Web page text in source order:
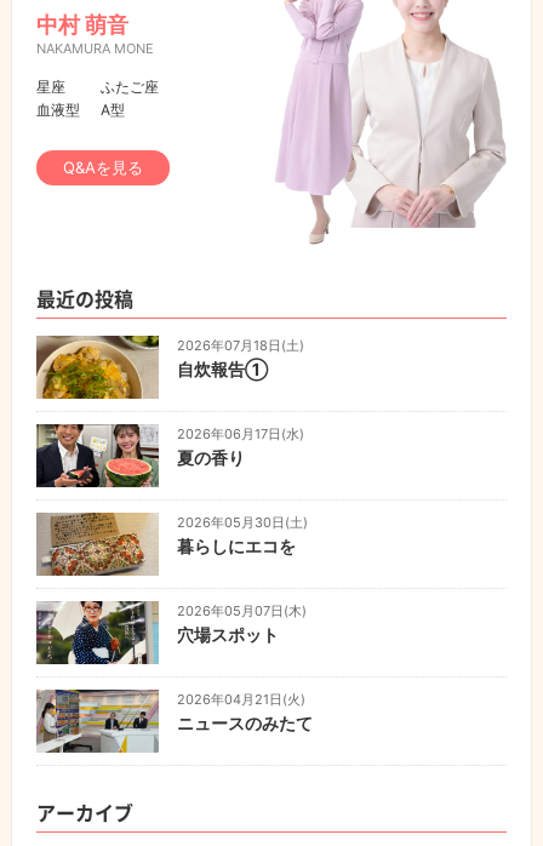
中村 萌音
NAKAMURA MONE
星座
ふたご座
血液型
A型
Q&Aを見る
最近の投稿
2026年07月18日(土)
自炊報告①
2026年06月17日(水)
夏の香り
2026年05月30日(土)
暮らしにエコを
2026年05月07日(木)
穴場スポット
2026年04月21日(火)
ニュースのみたて
アーカイブ